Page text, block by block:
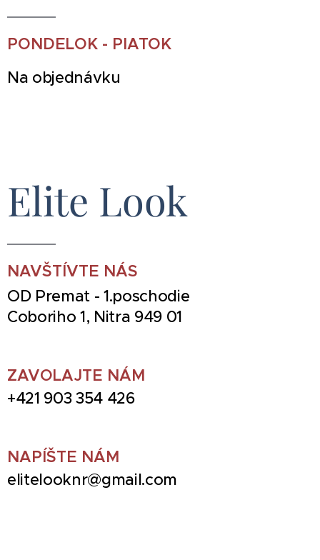
PONDELOK - PIATOK
Na objednávku
Elite Look
NAVŠTÍVTE NÁS
OD Premat - 1.poschodie
Coboriho 1, Nitra 949 01
ZAVOLAJTE NÁM
+421 903 354 426
NAPÍŠTE NÁM
elitelooknr@gmail.com